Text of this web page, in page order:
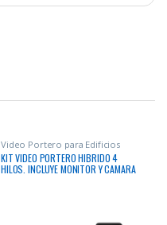
Video Portero para Edificios
KIT VIDEO PORTERO HIBRIDO 4
HILOS. INCLUYE MONITOR Y CAMARA